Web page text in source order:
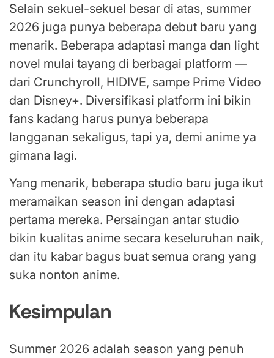
Selain sekuel-sekuel besar di atas, summer
2026 juga punya beberapa debut baru yang
menarik. Beberapa adaptasi manga dan light
novel mulai tayang di berbagai platform —
dari Crunchyroll, HIDIVE, sampe Prime Video
dan Disney+. Diversifikasi platform ini bikin
fans kadang harus punya beberapa
langganan sekaligus, tapi ya, demi anime ya
gimana lagi.
Yang menarik, beberapa studio baru juga ikut
meramaikan season ini dengan adaptasi
pertama mereka. Persaingan antar studio
bikin kualitas anime secara keseluruhan naik,
dan itu kabar bagus buat semua orang yang
suka nonton anime.
Kesimpulan
Summer 2026 adalah season yang penuh